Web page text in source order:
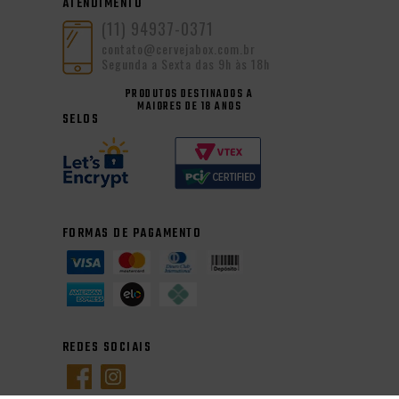
(11) 94937-0371
contato@cervejabox.com.br
Segunda a Sexta das 9h às 18h
PRODUTOS DESTINADOS A
MAIORES DE 18 ANOS
SELOS
FORMAS DE PAGAMENTO
REDES SOCIAIS